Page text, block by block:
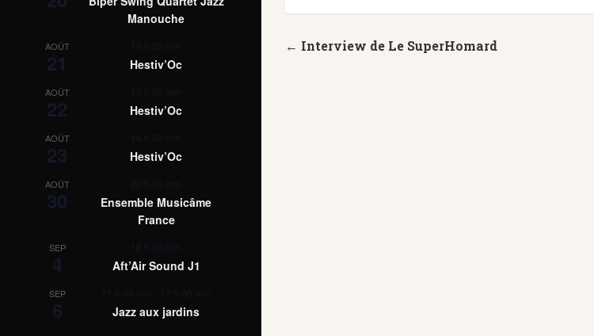
Manouche
AOÛT
21
19 h 30 min
Hestiv’Oc
AOÛT
22
17 h 30 min
Hestiv’Oc
AOÛT
23
16 h 30 min
Hestiv’Oc
AOÛT
30
20 h 00 min
Ensemble Musicâme
France
SEP
4
18 h 00 min
Aft’Air Sound J1
SEP
6
11 h 00 min - 17 h 00 min
Jazz aux jardins
← Interview de Le SuperHomard